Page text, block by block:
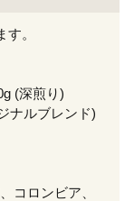
。
(深煎り)
ナルブレンド)
コロンビア、